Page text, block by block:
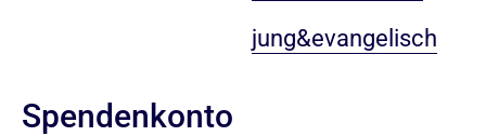
jung&evangelisch
Spendenkonto